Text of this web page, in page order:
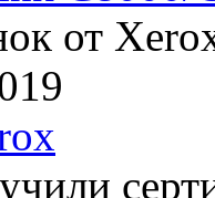
от